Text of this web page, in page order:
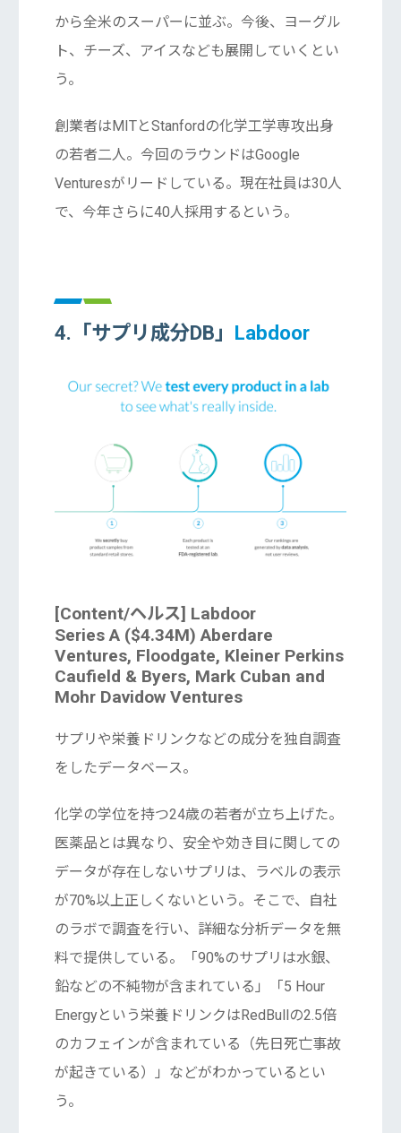
から全米のスーパーに並ぶ。今後、ヨーグル
ト、チーズ、アイスなども展開していくとい
う。
創業者はMITとStanfordの化学工学専攻出身
の若者二人。今回のラウンドはGoogle
Venturesがリードしている。現在社員は30人
で、今年さらに40人採用するという。
4.「サプリ成分DB」 Labdoor
[Content/ヘルス] Labdoor
Series A ($4.34M) Aberdare
Ventures, Floodgate, Kleiner Perkins
Caufield & Byers, Mark Cuban and
Mohr Davidow Ventures
サプリや栄養ドリンクなどの成分を独自調査
をしたデータベース。
化学の学位を持つ24歳の若者が立ち上げた。
医薬品とは異なり、安全や効き目に関しての
データが存在しないサプリは、ラベルの表示
が70%以上正しくないという。そこで、自社
のラボで調査を行い、詳細な分析データを無
料で提供している。「90%のサプリは水銀、
鉛などの不純物が含まれている」「5 Hour
Energyという栄養ドリンクはRedBullの2.5倍
のカフェインが含まれている（先日死亡事故
が起きている）」などがわかっているとい
う。